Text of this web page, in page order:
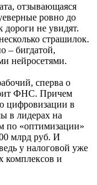
отзывающаяся
ровно до
дороги не увидят.
страшилок.
– бигдатой,
нейросетями.
сперва о
ФНС. Причем
цифровизации в
в лидерах на
по «оптимизации»
млрд руб. И
у налоговой уже
комплексов и